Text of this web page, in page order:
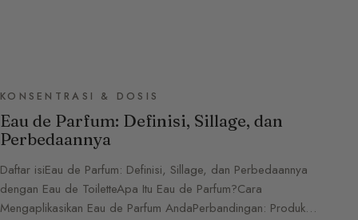
KONSENTRASI & DOSIS
Eau de Parfum: Definisi, Sillage, dan
Perbedaannya
Daftar isiEau de Parfum: Definisi, Sillage, dan Perbedaannya
dengan Eau de ToiletteApa Itu Eau de Parfum?Cara
Mengaplikasikan Eau de Parfum AndaPerbandingan: Produk…